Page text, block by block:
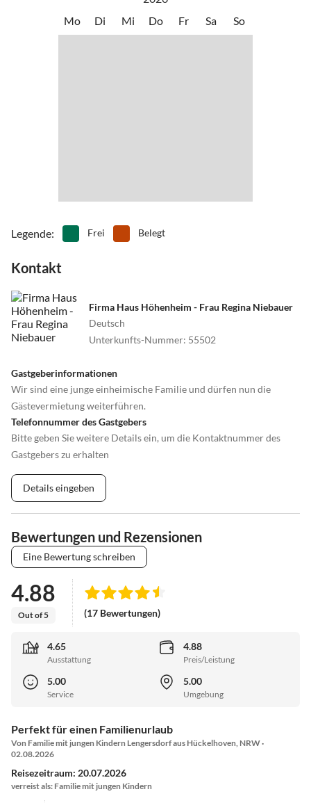
Mo
Di Mi Do Fr Sa So
Legende: Frei Belegt
Kontakt
Firma Haus Höhenheim - Frau Regina Niebauer
Deutsch
Unterkunfts-Nummer: 55502
Gastgeberinformationen
Wir sind eine junge einheimische Familie und dürfen nun die
Gästevermietung weiterführen.
Telefonnummer des Gastgebers
Bitte geben Sie weitere Details ein, um die Kontaktnummer des
Gastgebers zu erhalten
Details eingeben
Bewertungen und Rezensionen
Eine Bewertung schreiben
4.88
Out of 5 (17 Bewertungen)
4.65
Ausstattung
4.88
Preis/Leistung
5.00
Service
5.00
Umgebung
Perfekt für einen Familienurlaub
Von Familie mit jungen Kindern Lengersdorf aus Hückelhoven, NRW ·
02.08.2026
Reisezeitraum: 20.07.2026
verreist als: Familie mit jungen Kindern